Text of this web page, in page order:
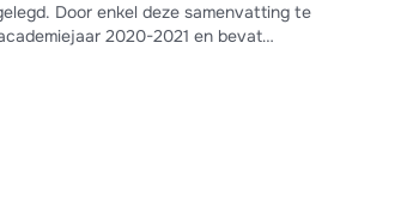
Door enkel deze samenvatting te
2020-2021 en bevat